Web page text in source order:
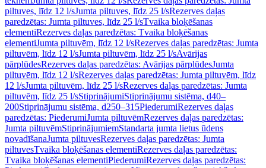
piltuves, līdz 12 l/sJumta piltuves, līdz 25 l/sRezerves daļas
paredzētas: Jumta piltuves, līdz 25 l/sTvaika bloķēšanas
elementiRezerves daļas paredzētas: Tvaika bloķēšanas
elementiJumta piltuvēm, līdz 12 l/sRezerves daļas paredzētas: Jumta
piltuvēm, līdz 12 l/sJumta piltuvēm, līdz 25 l/sAvārijas
pārplūdesRezerves daļas paredzētas: Avārijas pārplūdesJumta
piltuvēm, līdz 12 l/sRezerves daļas paredzētas: Jumta piltuvēm, līdz
12 l/sJumta piltuvēm, līdz 25 l/sRezerves daļas paredzētas: Jumta
piltuvēm, līdz 25 l/sStiprinājumiStiprinājumu sistēma, d40–
200Stiprinājumu sistēma, d250–315PiederumiRezerves daļas
paredzētas: PiederumiJumta piltuvēmRezerves daļas paredzētas:
Jumta piltuvēmStiprinājumiemStandarta jumta lietus ūdens
novadīšanaJumta piltuvesRezerves daļas paredzētas: Jumta
piltuvesTvaika bloķēšanas elementiRezerves daļas paredzētas:
Tvaika bloķēšanas elementiPiederumiRezerves daļas paredzētas: